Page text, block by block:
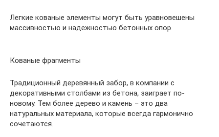
Легкие кованые элементы могут быть уравновешены
массивностью и надежностью бетонных опор.
Кованые фрагменты
Традиционный деревянный забор, в компании с
декоративными столбами из бетона, заиграет по-
новому. Тем более дерево и камень – это два
натуральных материала, которые всегда гармонично
сочетаются.